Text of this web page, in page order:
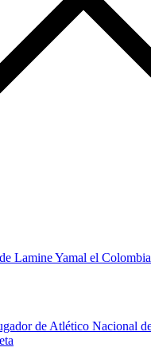
Lamine Yamal el
de Atlético Nacional